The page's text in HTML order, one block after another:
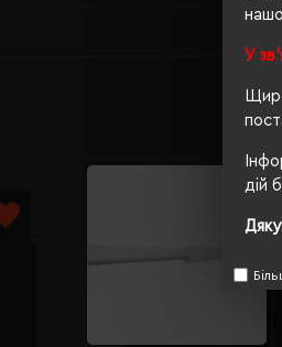
У
дій